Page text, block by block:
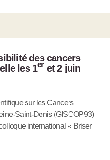
des cancers
les 1er et 2 juin
sur les Cancers
Saint-Denis (GISCOP93)
international « Briser